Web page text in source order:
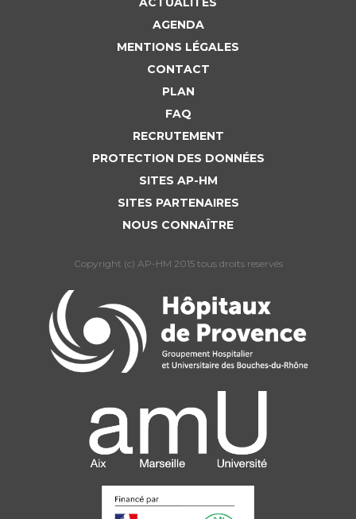
AGENDA
MENTIONS LÉGALES
CONTACT
PLAN
FAQ
RECRUTEMENT
PROTECTION DES DONNÉES
SITES AP-HM
SITES PARTENAIRES
NOUS CONNAÎTRE
Copyright (c) AP-HM 2015 tous droits reservés